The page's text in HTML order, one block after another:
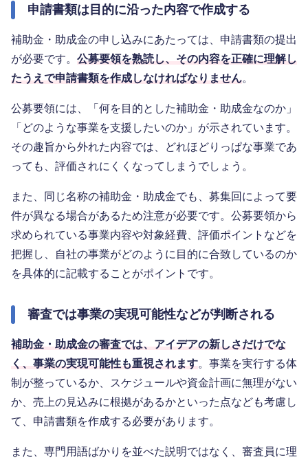
申請書類は目的に沿った内容で作成する
補助金・助成金の申し込みにあたっては、申請書類の提出
が必要です。 公募要領を熟読し、その内容を正確に理解し
たうえで申請書類を作成しなければなりません。
公募要領には、「何を目的とした補助金・助成金なのか」
「どのような事業を支援したいのか」が示されています。
その趣旨から外れた内容では、どれほどりっぱな事業であ
っても、評価されにくくなってしまうでしょう。
また、同じ名称の補助金・助成金でも、募集回によって要
件が異なる場合があるため注意が必要です。公募要領から
求められている事業内容や対象経費、評価ポイントなどを
把握し、自社の事業がどのように目的に合致しているのか
を具体的に記載することがポイントです。
審査では事業の実現可能性などが判断される
補助金・助成金の審査では、アイデアの新しさだけでな
く、事業の実現可能性も重視されます。事業を実行する体
制が整っているか、スケジュールや資金計画に無理がない
か、売上の見込みに根拠があるかといった点なども考慮し
て、申請書類を作成する必要があります。
また、専門用語ばかりを並べた説明ではなく、審査員に理